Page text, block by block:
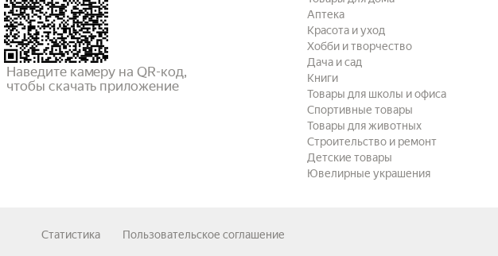
Наведите камеру на QR-код,
чтобы скачать приложение
Аптека
Красота и уход
Хобби и творчество
Дача и сад
Книги
Товары для школы и офиса
Спортивные товары
Товары для животных
Строительство и ремонт
Детские товары
Ювелирные украшения
Статистика Пользовательское соглашение